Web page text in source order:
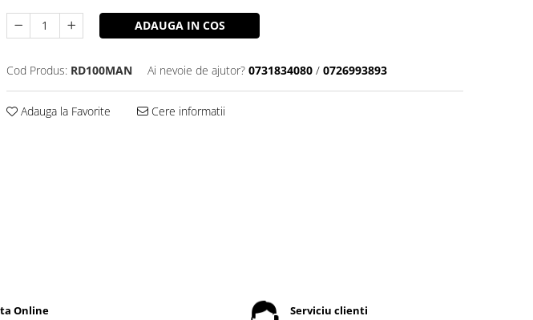
ADAUGA IN COS
Cod Produs: RD100MAN Ai nevoie de ajutor? 0731834080 / 0726993893
Adauga la Favorite Cere informatii
Online Serviciu clienti